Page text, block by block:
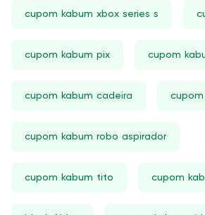
cupom kabum xbox series s
cupom kabum pix cupom
cupom kabum cadeira
cupom kabum robo aspirador
cupom kabum tito cupom